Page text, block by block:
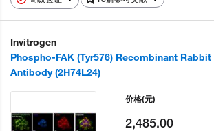
Invitrogen
Phospho-FAK (Tyr576) Recombinant
Antibody (2H74L24)
价格(元)
2,485.00